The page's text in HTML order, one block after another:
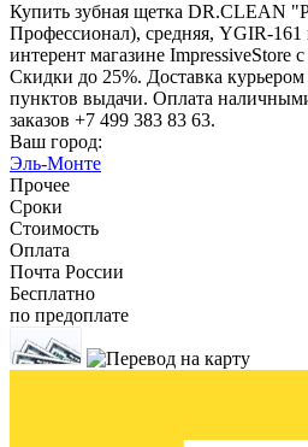
Купить зубная щетка DR.CLEAN
Профессионал), средняя, YGIR-
интерент магазине ImpressiveStore
Скидки до 25%. Доставка
пунктов выдачи. Оплата
заказов +7 499 383 83 63.
Ваш город:
Эль-Монте
Прочее
Сроки
Стоимость
Оплата
Почта России
Бесплатно
по предоплате